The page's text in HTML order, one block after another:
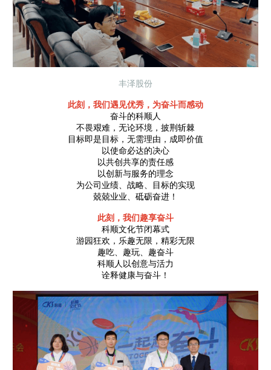
丰泽股份
此刻，我们遇见优秀，为奋斗而感动
奋斗的科顺人
不畏艰难，无论环境，披荆斩棘
目标即是目标，无需理由，成即价值
以使命必达的决心
以共创共享的责任感
以创新与服务的理念
为公司业绩、战略、目标的实现
兢兢业业、砥砺奋进！
此刻，我们趣享奋斗
科顺文化节闭幕式
游园狂欢，乐趣无限，精彩无限
趣吃、趣玩、趣奋斗
科顺人以创意与活力
诠释健康与奋斗！